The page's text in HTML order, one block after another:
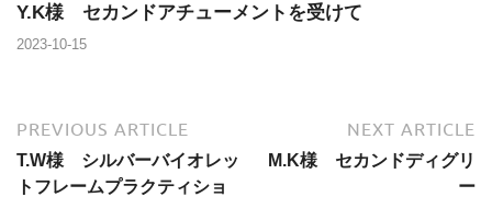
Y.K様 セカンドアチューメントを受けて
2023-10-15
PREVIOUS ARTICLE
T.W様 シルバーバイオレッ
トフレームプラクティショ
NEXT ARTICLE
M.K様 セカンドディグリ
ー